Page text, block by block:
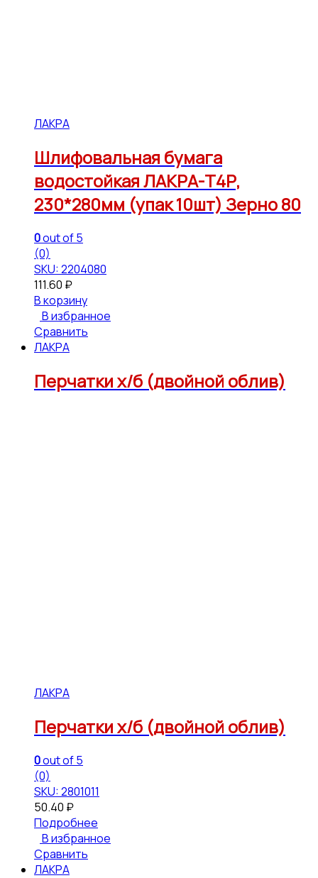
ЛАКРА
Шлифовальная бумага
водостойкая ЛАКРА-Т4Р,
230*280мм (упак 10шт) Зерно 80
0out of 5
(0)
SKU: 2204080
111.60 ₽
В корзину
В избранное
Сравнить
ЛАКРА
Перчатки х/б (двойной облив)
ЛАКРА
Перчатки х/б (двойной облив)
0out of 5
(0)
SKU: 2801011
50.40 ₽
Подробнее
В избранное
Сравнить
ЛАКРА